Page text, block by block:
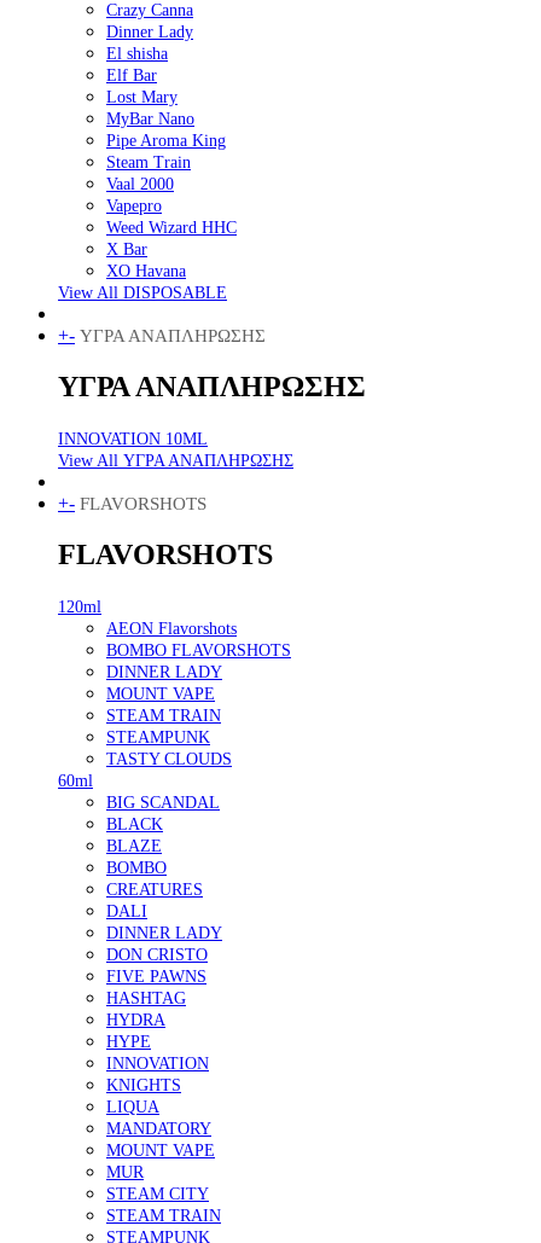
Crazy Canna
Dinner Lady
El shisha
Elf Bar
Lost Mary
MyBar Nano
Pipe Aroma King
Steam Train
Vaal 2000
Vapepro
Weed Wizard HHC
X Bar
XO Havana
View All DISPOSABLE
+- ΥΓΡΑ ΑΝΑΠΛΗΡΩΣΗΣ
ΥΓΡΑ ΑΝΑΠΛΗΡΩΣΗΣ
INNOVATION 10ML
View All ΥΓΡΑ ΑΝΑΠΛΗΡΩΣΗΣ
+- FLAVORSHOTS
FLAVORSHOTS
120ml
AEON Flavorshots
BOMBO FLAVORSHOTS
DINNER LADY
MOUNT VAPE
STEAM TRAIN
STEAMPUNK
TASTY CLOUDS
60ml
BIG SCANDAL
BLACK
BLAZE
BOMBO
CREATURES
DALI
DINNER LADY
DON CRISTO
FIVE PAWNS
HASHTAG
HYDRA
HYPE
INNOVATION
KNIGHTS
LIQUA
MANDATORY
MOUNT VAPE
MUR
STEAM CITY
STEAM TRAIN
STEAMPUNK